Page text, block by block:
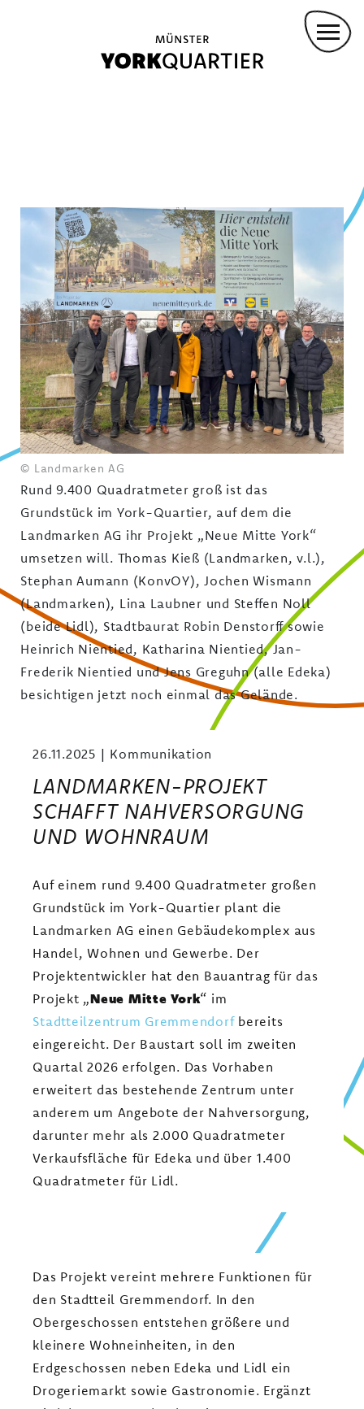
ANMIETUNG FÜR VERANSTALTUNGEN
KONVOY-STÜTZPUNKT
GARTENWOHNEN
YORKPARK
PANZERHALLEN
VIELFALT LEBEN
WOHNEN IM EIGENEN HAUS
AM LANDSCHAFTSPARK YORK
© Landmarken AG
Rund 9.400 Quadratmeter groß ist das
Grundstück im York-Quartier, auf dem die
Landmarken AG ihr Projekt „Neue Mitte York“
umsetzen will. Thomas Kieß (Landmarken, v.l.),
Stephan Aumann (KonvOY), Jochen Wismann
(Landmarken), Lina Laubner und Steffen Noll
(beide Lidl), Stadtbaurat Robin Denstorff sowie
Heinrich Nientied, Katharina Nientied, Jan-
Frederik Nientied und Jens Greguhn (alle Edeka)
besichtigen jetzt noch einmal das Gelände.
26.11.2025 Kommunikation
LANDMARKEN-PROJEKT
SCHAFFT NAHVERSORGUNG
UND WOHNRAUM
Auf einem rund 9.400 Quadratmeter großen
Grundstück im York-Quartier plant die
Landmarken AG einen Gebäudekomplex aus
Handel, Wohnen und Gewerbe. Der
Projektentwickler hat den Bauantrag für das
Projekt „Neue Mitte York“ im
Stadtteilzentrum Gremmendorfbereits
eingereicht. Der Baustart soll im zweiten
Quartal 2026 erfolgen. Das Vorhaben
erweitert das bestehende Zentrum unter
anderem um Angebote der Nahversorgung,
darunter mehr als 2.000 Quadratmeter
Verkaufsfläche für Edeka und über 1.400
Quadratmeter für Lidl.
Das Projekt vereint mehrere Funktionen für
den Stadtteil Gremmendorf. In den
Obergeschossen entstehen größere und
kleinere Wohneinheiten, in den
Erdgeschossen neben Edeka und Lidl ein
Drogeriemarkt sowie Gastronomie. Ergänzt